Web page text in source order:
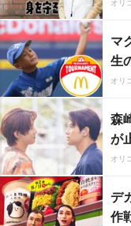
マ
生
オリ
森
が
オリ
デ
作